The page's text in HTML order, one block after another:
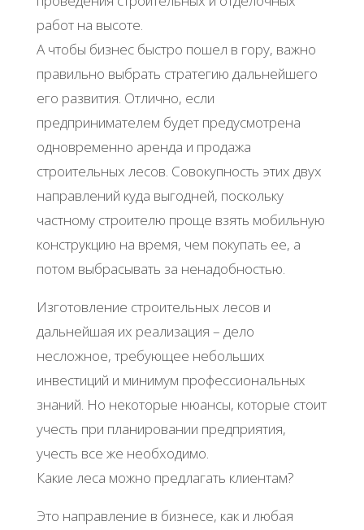
работ на высоте.
А чтобы бизнес быстро пошел в гору, важно
правильно выбрать стратегию дальнейшего
его развития. Отлично, если
предпринимателем будет предусмотрена
одновременно аренда и продажа
строительных лесов. Совокупность этих двух
направлений куда выгодней, поскольку
частному строителю проще взять мобильную
конструкцию на время, чем покупать ее, а
потом выбрасывать за ненадобностью.
Изготовление строительных лесов и
дальнейшая их реализация – дело
несложное, требующее небольших
инвестиций и минимум профессиональных
знаний. Но некоторые нюансы, которые стоит
учесть при планировании предприятия,
учесть все же необходимо.
Какие леса можно предлагать клиентам?
Это направление в бизнесе, как и любая